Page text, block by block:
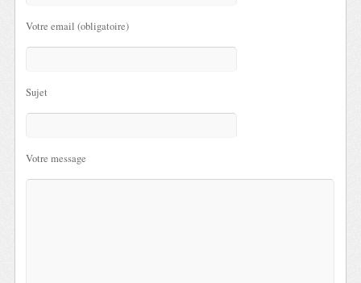
Votre email (obligatoire)
Sujet
Votre message